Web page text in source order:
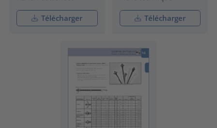
Télécharger Télécharger